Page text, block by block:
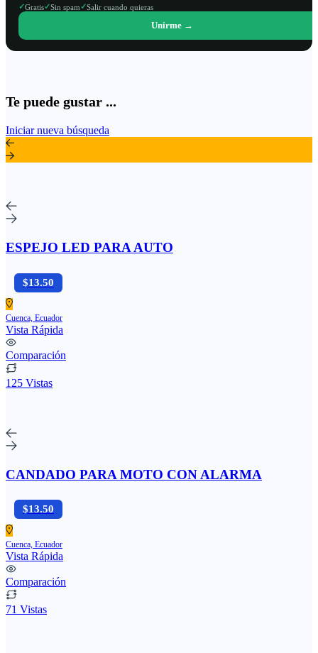
✓Gratis✓Sin spam✓Salir cuando quieras
Unirme →
Te puede gustar ...
Iniciar nueva búsqueda
ESPEJO LED PARA AUTO
$13.50
Cuenca, Ecuador
Vista Rápida
Comparación
125 Vistas
CANDADO PARA MOTO CON ALARMA
$13.50
Cuenca, Ecuador
Vista Rápida
Comparación
71 Vistas